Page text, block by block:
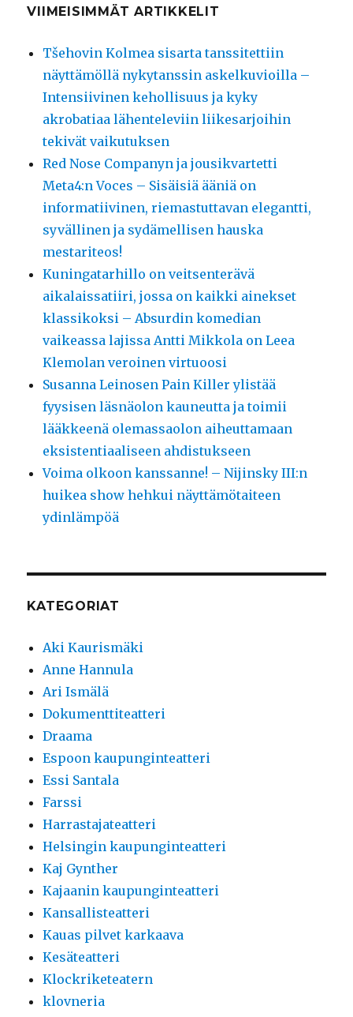
VIIMEISIMMÄT ARTIKKELIT
Tšehovin Kolmea sisarta tanssitettiin
näyttämöllä nykytanssin askelkuvioilla –
Intensiivinen kehollisuus ja kyky
akrobatiaa lähenteleviin liikesarjoihin
tekivät vaikutuksen
Red Nose Companyn ja jousikvartetti
Meta4:n Voces – Sisäisiä ääniä on
informatiivinen, riemastuttavan elegantti,
syvällinen ja sydämellisen hauska
mestariteos!
Kuningatarhillo on veitsenterävä
aikalaissatiiri, jossa on kaikki ainekset
klassikoksi – Absurdin komedian
vaikeassa lajissa Antti Mikkola on Leea
Klemolan veroinen virtuoosi
Susanna Leinosen Pain Killer ylistää
fyysisen läsnäolon kauneutta ja toimii
lääkkeenä olemassaolon aiheuttamaan
eksistentiaaliseen ahdistukseen
Voima olkoon kanssanne! – Nijinsky III:n
huikea show hehkui näyttämötaiteen
ydinlämpöä
KATEGORIAT
Aki Kaurismäki
Anne Hannula
Ari Ismälä
Dokumenttiteatteri
Draama
Espoon kaupunginteatteri
Essi Santala
Farssi
Harrastajateatteri
Helsingin kaupunginteatteri
Kaj Gynther
Kajaanin kaupunginteatteri
Kansallisteatteri
Kauas pilvet karkaava
Kesäteatteri
Klockriketeatern
klovneria